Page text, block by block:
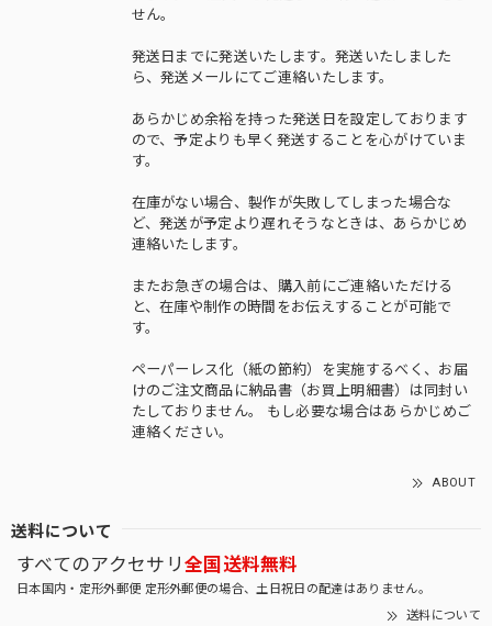
せん。
発送日までに発送いたします。発送いたしました
ら、発送メールにてご連絡いたします。
あらかじめ余裕を持った発送日を設定しております
ので、予定よりも早く発送することを心がけていま
す。
在庫がない場合、製作が失敗してしまった場合な
ど、発送が予定より遅れそうなときは、あらかじめ
連絡いたします。
またお急ぎの場合は、購入前にご連絡いただける
と、在庫や制作の時間をお伝えすることが可能で
す。
ペーパーレス化（紙の節約）を実施するべく、お届
けのご注文商品に納品書（お買上明細書）は同封い
たしておりません。 もし必要な場合はあらかじめご
連絡ください。
ABOUT
送料について
すべてのアクセサリ 全国送料無料
日本国内・定形外郵便 定形外郵便の場合、土日祝日の配達はありません。
送料について